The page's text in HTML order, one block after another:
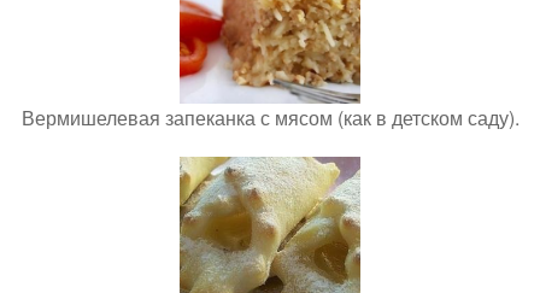
Вермишелевая запеканка с мясом (как в детском саду).